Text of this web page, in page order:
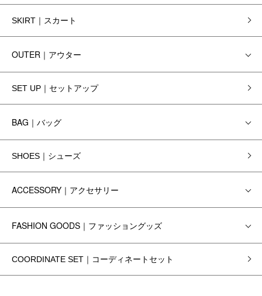
SKIRT｜スカート
OUTER｜アウター
SET UP｜セットアップ
BAG｜バッグ
SHOES｜シューズ
ACCESSORY｜アクセサリー
FASHION GOODS｜ファッショングッズ
COORDINATE SET｜コーディネートセット